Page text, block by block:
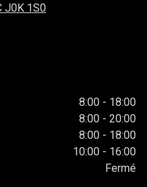
J0K 1S0
8:00 - 18:00
8:00 - 20:00
8:00 - 18:00
10:00 - 16:00
Fermé